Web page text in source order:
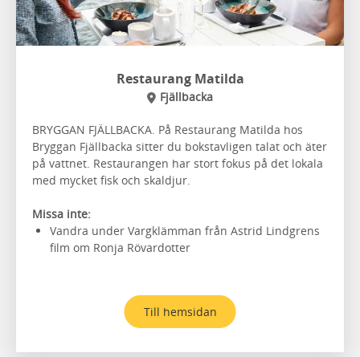
Restaurang Matilda
Fjällbacka
BRYGGAN FJÄLLBACKA. På Restaurang Matilda hos
Bryggan Fjällbacka sitter du bokstavligen talat och äter
på vattnet. Restaurangen har stort fokus på det lokala
med mycket fisk och skaldjur.
Missa inte:
Vandra under Vargklämman från Astrid Lindgrens
film om Ronja Rövardotter
Till hemsidan